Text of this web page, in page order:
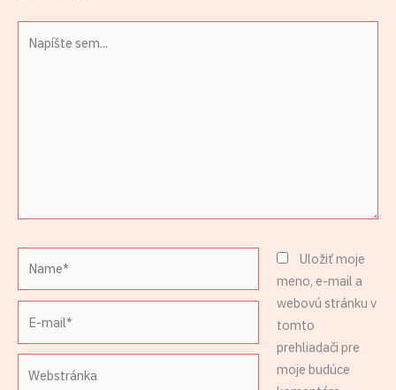
sem...
mail*
Uložiť moje
meno, e-mail a
webovú stránku v
tomto
prehliadači pre
moje budúce